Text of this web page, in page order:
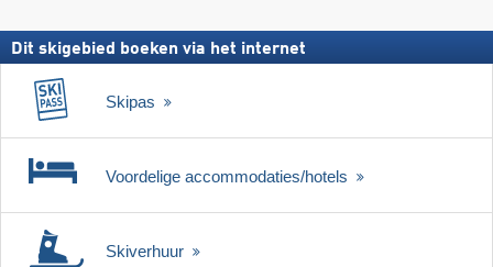
Dit skigebied boeken via het internet
Skipas
Voordelige accommodaties/hotels
Skiverhuur